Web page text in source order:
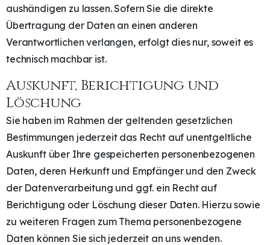
aushändigen zu lassen. Sofern Sie die direkte
Übertragung der Daten an einen anderen
Verantwortlichen verlangen, erfolgt dies nur, soweit es
technisch machbar ist.
Auskunft, Berichtigung und
Löschung
Sie haben im Rahmen der geltenden gesetzlichen
Bestimmungen jederzeit das Recht auf unentgeltliche
Auskunft über Ihre gespeicherten personenbezogenen
Daten, deren Herkunft und Empfänger und den Zweck
der Datenverarbeitung und ggf. ein Recht auf
Berichtigung oder Löschung dieser Daten. Hierzu sowie
zu weiteren Fragen zum Thema personenbezogene
Daten können Sie sich jederzeit an uns wenden.